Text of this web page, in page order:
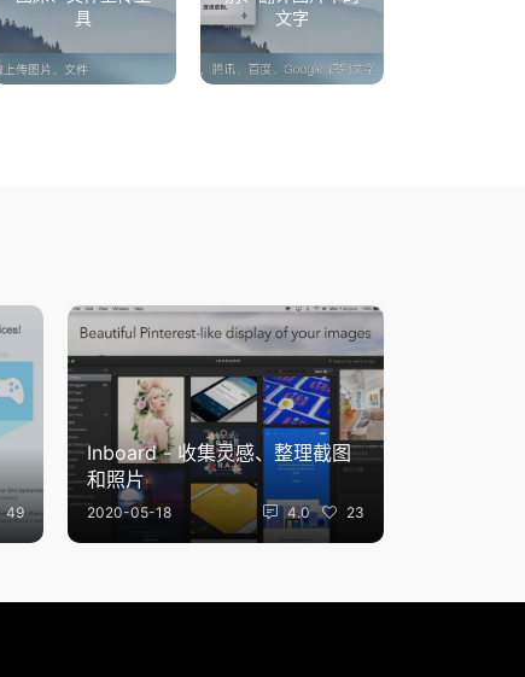
具
文字
49
Inboard - 收集灵感、整理截图
和照片
2020-05-18 4.0 23